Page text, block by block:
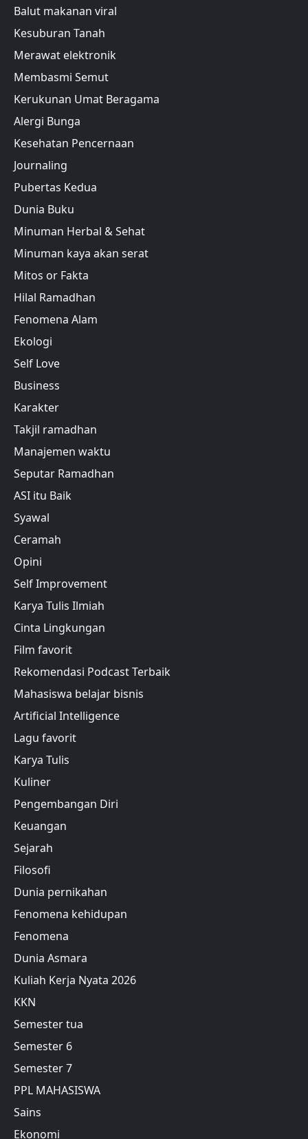
Balut makanan viral
Kesuburan Tanah
Merawat elektronik
Membasmi Semut
Kerukunan Umat Beragama
Alergi Bunga
Kesehatan Pencernaan
Journaling
Pubertas Kedua
Dunia Buku
Minuman Herbal & Sehat
Minuman kaya akan serat
Mitos or Fakta
Hilal Ramadhan
Fenomena Alam
Ekologi
Self Love
Business
Karakter
Takjil ramadhan
Manajemen waktu
Seputar Ramadhan
ASI itu Baik
Syawal
Ceramah
Opini
Self Improvement
Karya Tulis Ilmiah
Cinta Lingkungan
Film favorit
Rekomendasi Podcast Terbaik
Mahasiswa belajar bisnis
Artificial Intelligence
Lagu favorit
Karya Tulis
Kuliner
Pengembangan Diri
Keuangan
Sejarah
Filosofi
Dunia pernikahan
Fenomena kehidupan
Fenomena
Dunia Asmara
Kuliah Kerja Nyata 2026
KKN
Semester tua
Semester 6
Semester 7
PPL MAHASISWA
Sains
Ekonomi